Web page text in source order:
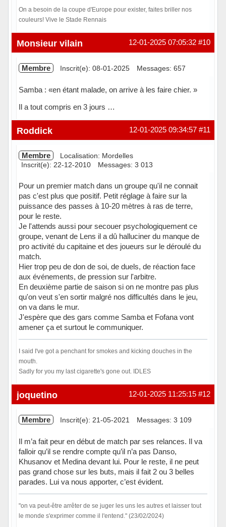
On a besoin de la coupe d'Europe pour exister, faites briller nos
couleurs! Vive le Stade Rennais
Hors ligne #10
12-01-2025 07:05:32
Monsieur vilain
Membre Inscrit(e): 08-01-2025 Messages: 657
Samba : «en étant malade, on arrive à les faire chier. »
Il a tout compris en 3 jours …
Hors ligne #11
12-01-2025 09:34:57
Roddick
Membre
Localisation: Mordelles
Inscrit(e): 22-12-2010
Messages: 3 013
Pour un premier match dans un groupe qu'il ne connait
pas c'est plus que positif. Petit réglage à faire sur la
puissance des passes à 10-20 mètres à ras de terre,
pour le reste.
Je l'attends aussi pour secouer psychologiquement ce
groupe, venant de Lens il a dû halluciner du manque de
pro activité du capitaine et des joueurs sur le déroulé du
match.
Hier trop peu de don de soi, de duels, de réaction face
aux événements, de pression sur l'arbitre.
En deuxième partie de saison si on ne montre pas plus
qu'on veut s'en sortir malgré nos difficultés dans le jeu,
on va dans le mur.
J'espère que des gars comme Samba et Fofana vont
amener ça et surtout le communiquer.
I said I've got a penchant for smokes and kicking douches in the
mouth.
Sadly for you my last cigarette's gone out. IDLES
Hors ligne #12
12-01-2025 11:25:15
joquetino
Membre Inscrit(e): 21-05-2021 Messages: 3 109
Il m’a fait peur en début de match par ses relances. Il va
falloir qu’il se rendre compte qu’il n’a pas Danso,
Khusanov et Medina devant lui. Pour le reste, il ne peut
pas grand chose sur les buts, mais il fait 2 ou 3 belles
parades. Lui va nous apporter, c’est évident.
"on va peut-être arrêter de se juger les uns les autres et laisser tout
le monde s'exprimer comme il l'entend." (23/02/2024)